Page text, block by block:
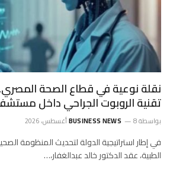
نقلة نوعية في قطاع الصحة
تقنية الروبوت الجراحي داخل
بواسطة BUSINESS NEWS 8 أغسطس، 2026
في إطار استراتيجية الدولة لتحديث المنظومة
الطبية، عقد الدكتور خالد عبدالغفار،…